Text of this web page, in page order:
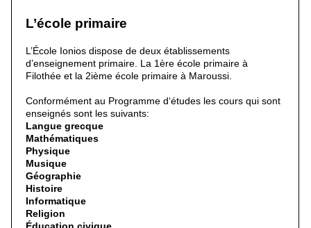
L’école primaire
L’École Ionios dispose de deux établissements
d’enseignement primaire. La 1ère école primaire à
Filothée et la 2ième école primaire à Maroussi.
Conformément au Programme d‘études les cours qui sont
enseignés sont les suivants:
Langue grecque
Mathématiques
Physique
Musique
Géographie
Histoire
Informatique
Religion